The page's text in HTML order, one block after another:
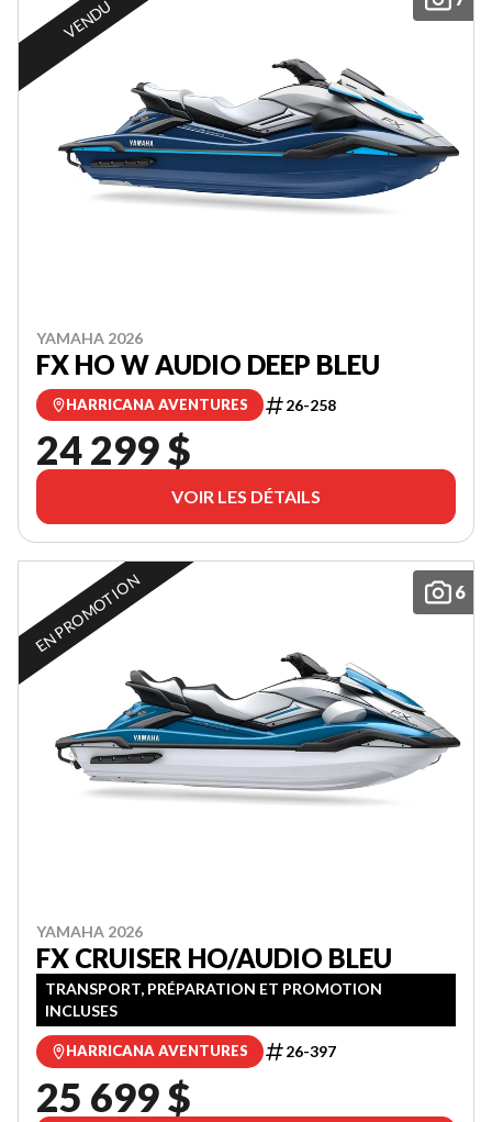
VENDU
YAMAHA 2026
FX HO W AUDIO DEEP BLEU
HARRICANA AVENTURES 26-258
24 299 $
VOIR LES DÉTAILS
6
EN PROMOTION
YAMAHA 2026
FX CRUISER HO/AUDIO BLEU
TRANSPORT, PRÉPARATION ET PROMOTION
INCLUSES
HARRICANA AVENTURES 26-397
25 699 $